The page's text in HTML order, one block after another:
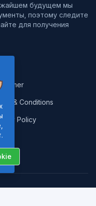
будущем мы
поэтому следите
для получения
& Conditions
Policy